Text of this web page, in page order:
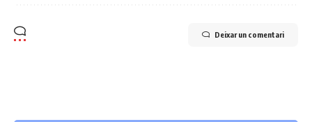
Deixar un comentari